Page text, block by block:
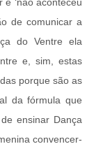
de comunicar a
do Ventre ela
e, sim, estas
porque são as
da fórmula que
ensinar Dança
convencer-